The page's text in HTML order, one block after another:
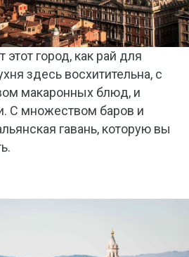
город, как рай для
здесь восхитительна, с
макаронных блюд, и
С множеством баров и
гавань, которую вы